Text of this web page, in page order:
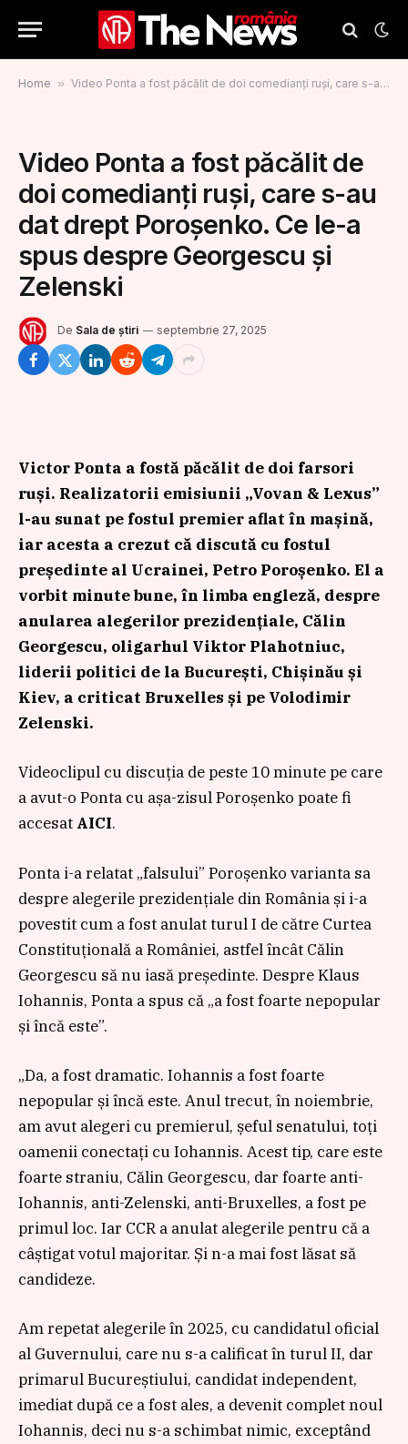
Home » Video Ponta a fost păcălit de doi comedianți ruși, care s-au dat drept Poroșenko. Ce le-a spus despre Georgescu și Zelenski
Video Ponta a fost păcălit de
doi comedianți ruși, care s-au
dat drept Poroșenko. Ce le-a
spus despre Georgescu și
Zelenski
De Sala de știri septembrie 27, 2025
Victor Ponta a fostă păcălit de doi farsori
ruși. Realizatorii emisiunii „Vovan & Lexus”
l-au sunat pe fostul premier aflat în mașină,
iar acesta a crezut că discută cu fostul
președinte al Ucrainei, Petro Poroșenko. El a
vorbit minute bune, în limba engleză, despre
anularea alegerilor prezidențiale, Călin
Georgescu, oligarhul Viktor Plahotniuc,
liderii politici de la București, Chișinău și
Kiev, a criticat Bruxelles și pe Volodimir
Zelenski.
Videoclipul cu discuția de peste 10 minute pe care
a avut-o Ponta cu așa-zisul Poroșenko poate fi
accesat AICI.
Ponta i-a relatat „falsului” Poroșenko varianta sa
despre alegerile prezidențiale din România și i-a
povestit cum a fost anulat turul I de către Curtea
Constituțională a României, astfel încât Călin
Georgescu să nu iasă președinte. Despre Klaus
Iohannis, Ponta a spus că „a fost foarte nepopular
și încă este”.
„Da, a fost dramatic. Iohannis a fost foarte
nepopular și încă este. Anul trecut, în noiembrie,
am avut alegeri cu premierul, șeful senatului, toți
oamenii conectați cu Iohannis. Acest tip, care este
foarte straniu, Călin Georgescu, dar foarte anti-
Iohannis, anti-Zelenski, anti-Bruxelles, a fost pe
primul loc. Iar CCR a anulat alegerile pentru că a
câștigat votul majoritar. Și n-a mai fost lăsat să
candideze.
Am repetat alegerile în 2025, cu candidatul oficial
al Guvernului, care nu s-a calificat în turul II, dar
primarul Bucureștiului, candidat independent,
imediat după ce a fost ales, a devenit complet noul
Iohannis, deci nu s-a schimbat nimic, exceptând